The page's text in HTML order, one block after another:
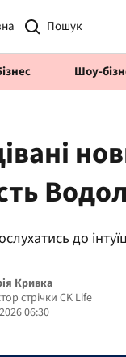
Шоу-
до
Кривка
стрічки CK Life
06:30